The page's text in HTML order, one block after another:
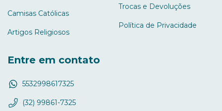
Camisas Católicas
Artigos Religiosos
Trocas e Devoluções
Política de Privacidade
Entre em contato
5532998617325
(32) 99861-7325